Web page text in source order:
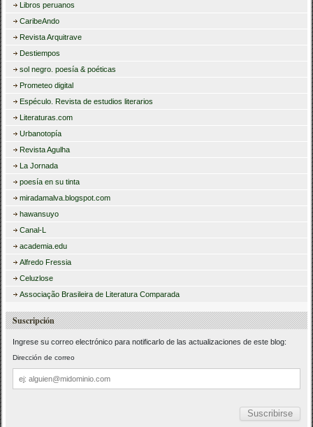
Libros peruanos
CaribeAndo
Revista Arquitrave
Destiempos
sol negro. poesía & poéticas
Prometeo digital
Espéculo. Revista de estudios literarios
Literaturas.com
Urbanotopía
Revista Agulha
La Jornada
poesía en su tinta
miradamalva.blogspot.com
hawansuyo
Canal-L
academia.edu
Alfredo Fressia
Celuzlose
Associação Brasileira de Literatura Comparada
Suscripción
Ingrese su correo electrónico para notificarlo de las actualizaciones de este blog:
Dirección de correo
Dirección
de
correo